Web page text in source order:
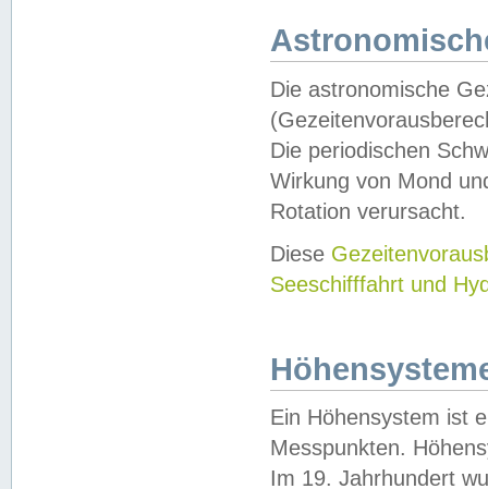
Die astronomische
Die periodischen
Wirkung von Mond
Rotation verursacht.
Diese
Seeschifffahrt und
Ein Höhensystem ist
Messpunkten.
Im 19. Jahrhundert